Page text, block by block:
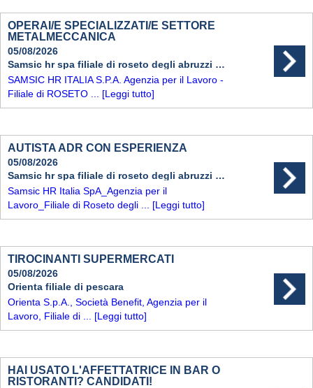
OPERAI/E SPECIALIZZATI/E SETTORE
METALMECCANICA
05/08/2026
Samsic hr spa filiale di roseto degli abruzzi (te)
SAMSIC HR ITALIA S.P.A. Agenzia per il Lavoro -
Filiale di ROSETO ... [Leggi tutto]
AUTISTA ADR CON ESPERIENZA
05/08/2026
Samsic hr spa filiale di roseto degli abruzzi (te)
Samsic HR Italia SpA_Agenzia per il
Lavoro_Filiale di Roseto degli ... [Leggi tutto]
TIROCINANTI SUPERMERCATI
05/08/2026
Orienta filiale di pescara
Orienta S.p.A., Società Benefit, Agenzia per il
Lavoro, Filiale di ... [Leggi tutto]
HAI USATO L'AFFETTATRICE IN BAR O
RISTORANTI? CANDIDATI!